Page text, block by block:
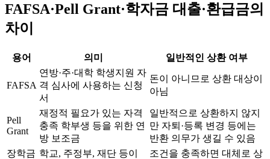
FAFSA·Pell Grant·학자금 대출·환급금의
차이
용어 의미 일반적인 상환 여부
FAFSA
연방·주·대학 학생지원 자
격 심사에 사용하는 신청
서
돈이 아니므로 상환 대상이
아님
Pell
Grant
재정적 필요가 있는 자격
충족 학부생 등을 위한 연
방 보조금
일반적으로 상환하지 않지
만 자퇴·등록 변경 등에는
반환 의무가 생길 수 있음
장학금 학교, 주정부, 재단 등이
조건을 충족하면 대체로 상